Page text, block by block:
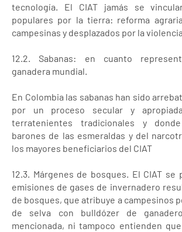
tecnología. El CIAT jamás se
populares por la tierra: reforma
campesinas y desplazados por la
12.2. Sabanas: en cuanto
ganadera mundial.
En Colombia las sabanas han sido
por un proceso secular y
terratenientes tradicionales y
barones de las esmeraldas y del
los mayores beneficiarios del CIAT
12.3. Márgenes de bosques. El CIAT se
emisiones de gases de invernadero
de bosques, que atribuye a campesinos
de selva con bulldózer de
mencionada, ni tampoco entienden